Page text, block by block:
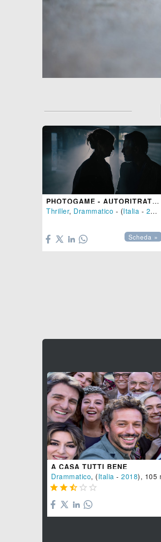
PHOTOGAME - AUTORITRATTO DI UN'OSSESSIONE
Thriller, Drammatico - (Italia - 2025
Scheda »
A CASA TUTTI BENE
Drammatico, (Italia - 2018), 105
    